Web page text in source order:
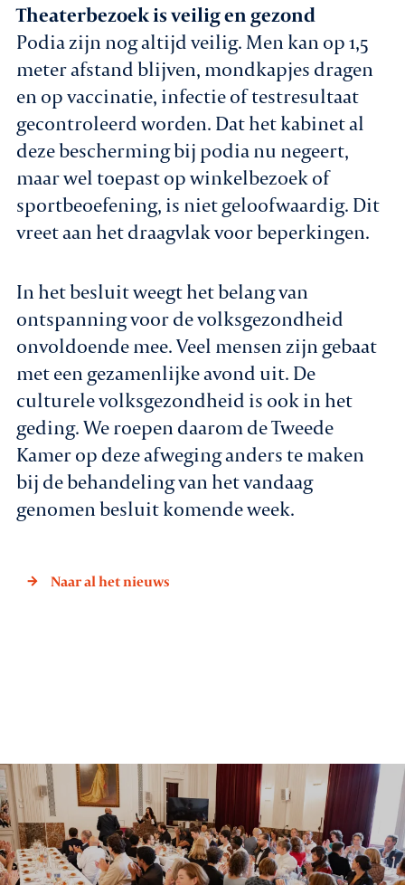
Theaterbezoek is veilig en gezond
Podia zijn nog altijd veilig. Men kan op 1,5
meter afstand blijven, mondkapjes dragen
en op vaccinatie, infectie of testresultaat
gecontroleerd worden. Dat het kabinet al
deze bescherming bij podia nu negeert,
maar wel toepast op winkelbezoek of
sportbeoefening, is niet geloofwaardig. Dit
vreet aan het draagvlak voor beperkingen.
In het besluit weegt het belang van
ontspanning voor de volksgezondheid
onvoldoende mee. Veel mensen zijn gebaat
met een gezamenlijke avond uit. De
culturele volksgezondheid is ook in het
geding. We roepen daarom de Tweede
Kamer op deze afweging anders te maken
bij de behandeling van het vandaag
genomen besluit komende week.
Naar al het nieuws